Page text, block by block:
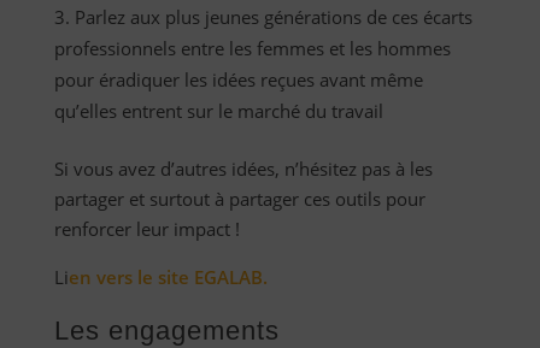
Parlez aux plus jeunes générations de ces écarts
professionnels entre les femmes et les hommes
pour éradiquer les idées reçues avant même
qu’elles entrent sur le marché du travail
Si vous avez d’autres idées, n’hésitez pas à les
partager et surtout à partager ces outils pour
renforcer leur impact !
Lien vers le site EGALAB.
Les engagements